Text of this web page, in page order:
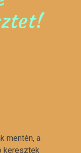
mentén, a
keresztek